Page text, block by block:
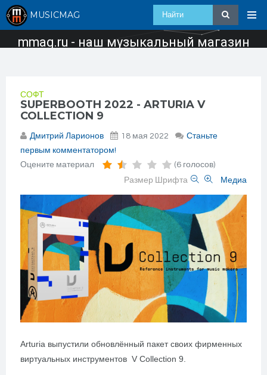
MUSICMAG
mmag.ru - наш музыкальный магазин
СОФТ
SUPERBOOTH 2022 - ARTURIA V
COLLECTION 9
Дмитрий Ларионов 18 мая 2022
Станьте
первым комментатором!
Оцените материал
(6 голосов)
Размер Шрифта
Медиа
Arturia выпустили обновлённый пакет своих фирменных
виртуальных инструментов V Collection 9.